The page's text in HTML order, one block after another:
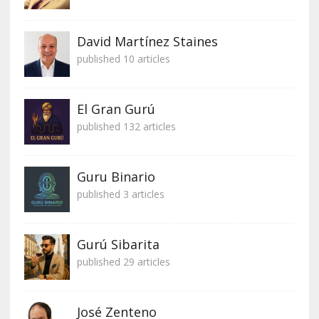
David Martínez Staines
published 10 articles
El Gran Gurú
published 132 articles
Guru Binario
published 3 articles
Gurú Sibarita
published 29 articles
José Zenteno